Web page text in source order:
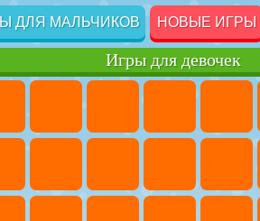
ДЛЯ МАЛЬЧИКОВ НОВЫЕ ИГРЫ
Игры для девочек